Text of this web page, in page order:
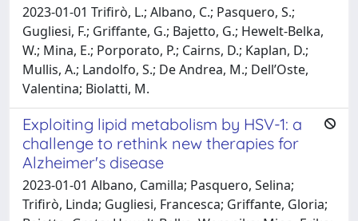
2023-01-01 Trifirò, L.; Albano, C.; Pasquero, S.;
Gugliesi, F.; Griffante, G.; Bajetto, G.; Hewelt-Belka,
W.; Mina, E.; Porporato, P.; Cairns, D.; Kaplan, D.;
Mullis, A.; Landolfo, S.; De Andrea, M.; Dell’Oste,
Valentina; Biolatti, M.
Exploiting lipid metabolism by HSV-1: a
challenge to rethink new therapies for
Alzheimer's disease
2023-01-01 Albano, Camilla; Pasquero, Selina;
Trifirò, Linda; Gugliesi, Francesca; Griffante, Gloria;